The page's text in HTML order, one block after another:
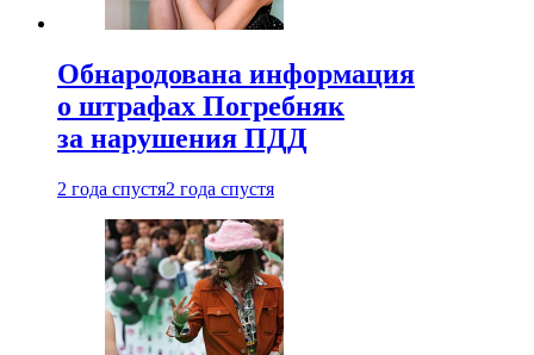
Обнародована информация
о штрафах Погребняк
за нарушения ПДД
2 года спустя2 года спустя